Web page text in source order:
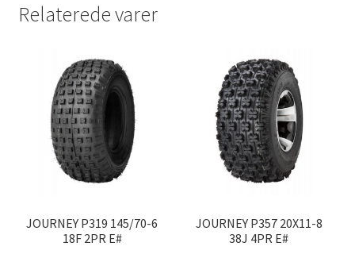
Relaterede varer
JOURNEY P319 145/70-6
18F 2PR E#
JOURNEY P357 20X11-8
38J 4PR E#